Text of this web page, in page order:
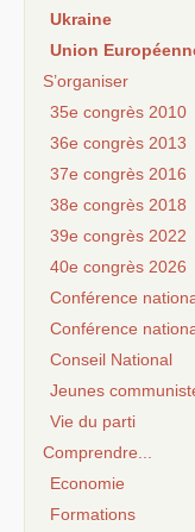
Ukraine
Union
S’organiser
35e congrès 2010
36e congrès 2013
37e congrès 2016
38e congrès 2018
39e congrès 2022
40e congrès 2026
Conférence
Conférence
Conseil National
Jeunes
Vie du parti
Comprendre...
Economie
Formations